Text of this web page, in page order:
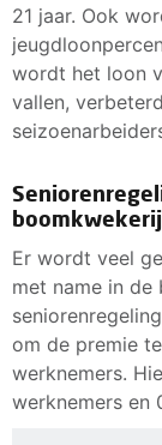
21 jaar. Ook
wordt het loon
vallen,
Er wordt veel
met name in de
om de premie
werknemers.
werknemers en